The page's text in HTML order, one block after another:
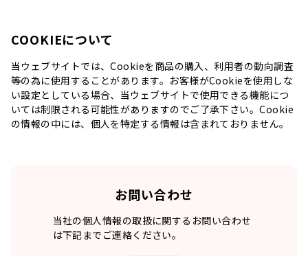
COOKIEについて
当ウェブサイトでは、Cookieを商品の購入、利用者の動向調査
等の為に使用することがあります。お客様がCookieを使用しな
い設定としている場合、当ウェブサイトで使用できる機能につ
いては制限される可能性がありますのでご了承下さい。Cookie
の情報の中には、個人を特定する情報は含まれておりません。
お問い合わせ
当社の個人情報の取扱に関するお問い合わせ
は下記までご連絡ください。